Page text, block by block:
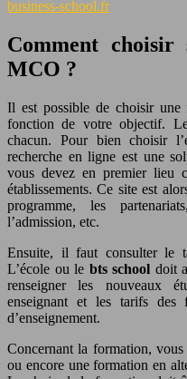
business-school.fr
Comment
MCO ?
Il est possible de choisir
fonction de votre objectif. Le
chacun. Pour bien choisir
recherche en ligne est une
vous devez en premier lieu
établissements. Ce site est
programme, les
l’admission, etc.
Ensuite, il faut consulter le
L’école ou le bts school doit
renseigner les nouveaux
enseignant et les tarifs des
d’enseignement.
Concernant la formation,
ou encore une formation en